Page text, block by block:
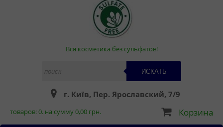
Вся косметика без сульфатов!
ИСКАТЬ
г. Київ, Пер. Ярославский, 7/9
товаров:0. на сумму0,00 грн. Корзина